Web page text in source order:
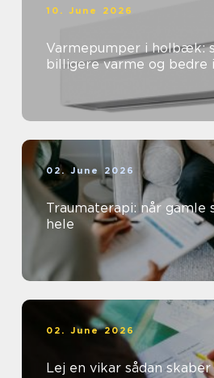
10. June 2026
Varmepumper i holbæk:
billigere varme og bedre
02. June 2026
Traumaterapi: når gamle
hele
02. June 2026
Lej en vikar sådan skaber du tryghed og